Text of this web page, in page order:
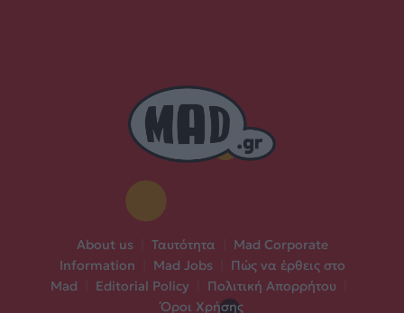
About us Ταυτότητα
Mad Corporate
Information
Mad Jobs
Πώς να έρθεις στο
Mad
Editorial Policy Πολιτική Απορρήτου
Όροι Χρήσης